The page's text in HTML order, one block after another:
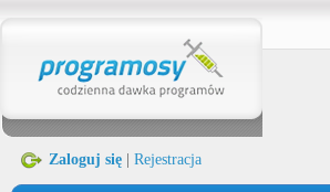
Zaloguj się Rejestracja